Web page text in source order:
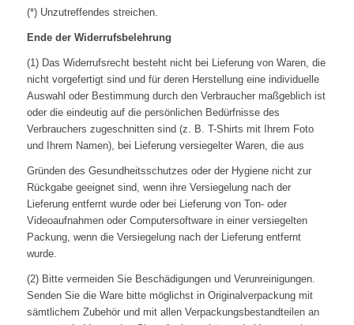
(*) Unzutreffendes streichen.
Ende der Widerrufsbelehrung
(1) Das Widerrufsrecht besteht nicht bei Lieferung von Waren, die
nicht vorgefertigt sind und für deren Herstellung eine individuelle
Auswahl oder Bestimmung durch den Verbraucher maßgeblich ist
oder die eindeutig auf die persönlichen Bedürfnisse des
Verbrauchers zugeschnitten sind (z. B. T-Shirts mit Ihrem Foto
und Ihrem Namen), bei Lieferung versiegelter Waren, die aus
Gründen des Gesundheitsschutzes oder der Hygiene nicht zur
Rückgabe geeignet sind, wenn ihre Versiegelung nach der
Lieferung entfernt wurde oder bei Lieferung von Ton- oder
Videoaufnahmen oder Computersoftware in einer versiegelten
Packung, wenn die Versiegelung nach der Lieferung entfernt
wurde.
(2) Bitte vermeiden Sie Beschädigungen und Verunreinigungen.
Senden Sie die Ware bitte möglichst in Originalverpackung mit
sämtlichem Zubehör und mit allen Verpackungsbestandteilen an